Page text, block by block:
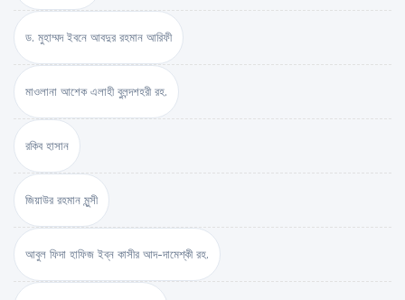
ড. মুহাম্মদ ইবনে আবদুর রহমান আরিফী
মাওলানা আশেক এলাহী বুলন্দশহরী রহ.
রকিব হাসান
জিয়াউর রহমান মুন্সী
আবুল ফিদা হাফিজ ইব্‌ন কাসীর আদ-দামেশ্‌কী রহ.